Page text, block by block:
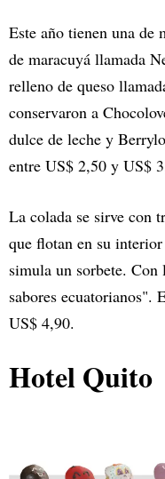
Este año tienen una de
de maracuyá llamada
relleno de queso
conservaron a
dulce de leche y
entre US$ 2,50 y US$
La colada se sirve con
que flotan en su
simula un sorbete. Con
sabores ecuatorianos".
US$ 4,90.
Hotel Quito